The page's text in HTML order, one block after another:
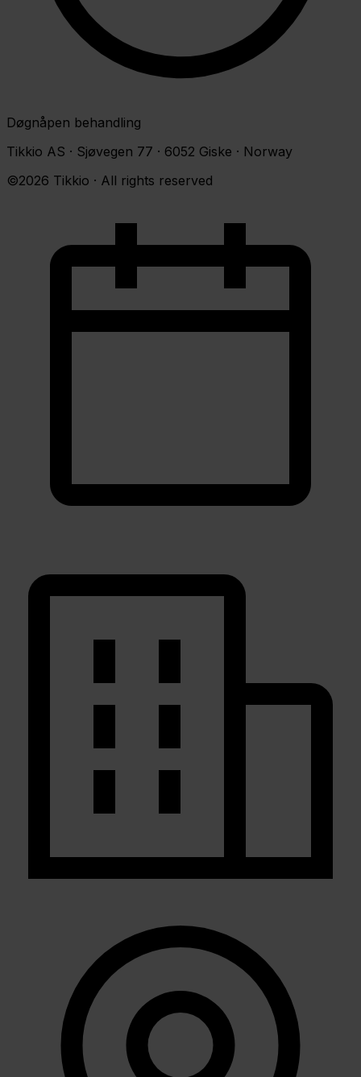
Døgnåpen behandling
Tikkio AS · Sjøvegen 77 · 6052 Giske · Norway
©2026 Tikkio · All rights reserved